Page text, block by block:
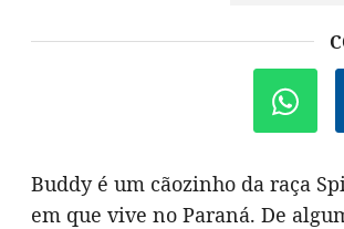
Buddy é um cãozinho da raça
em que vive no Paraná. De